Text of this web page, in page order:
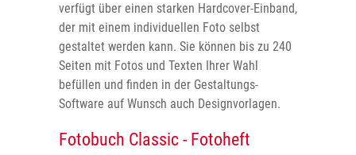
verfügt über einen starken Hardcover-Einband,
der mit einem individuellen Foto selbst
gestaltet werden kann. Sie können bis zu 240
Seiten mit Fotos und Texten Ihrer Wahl
befüllen und finden in der Gestaltungs-
Software auf Wunsch auch Designvorlagen.
Fotobuch Classic - Fotoheft